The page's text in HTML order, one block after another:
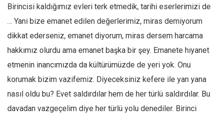
Afrika
Tarih
Düşünce
Dosyalar
Birincisi kaldığımız evleri terk etmedik, tarihi eserlerimizi de
… Yani bize emanet edilen değerlerimiz, miras demiyorum
dikkat ederseniz, emanet diyorum, miras dersem harcama
hakkımız olurdu ama emanet başka bir şey. Emanete hıyanet
etmenin inancımızda da kültürümüzde de yeri yok. Onu
korumak bizim vazifemiz. Diyeceksiniz kefere ile yan yana
nasıl oldu bu? Evet saldırdılar hem de her türlü saldırdılar. Bu
davadan vazgeçelim diye her türlü yolu denediler. Birinci